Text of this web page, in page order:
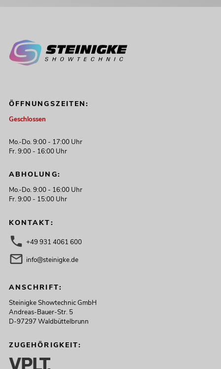
ÖFFNUNGSZEITEN:
Geschlossen
Mo.-Do. 9:00 - 17:00 Uhr
Fr. 9:00 - 16:00 Uhr
ABHOLUNG:
Mo.-Do. 9:00 - 16:00 Uhr
Fr. 9:00 - 15:00 Uhr
KONTAKT:
+49 931 4061 600
info@steinigke.de
ANSCHRIFT:
Steinigke Showtechnic GmbH
Andreas-Bauer-Str. 5
D-97297 Waldbüttelbrunn
ZUGEHÖRIGKEIT: